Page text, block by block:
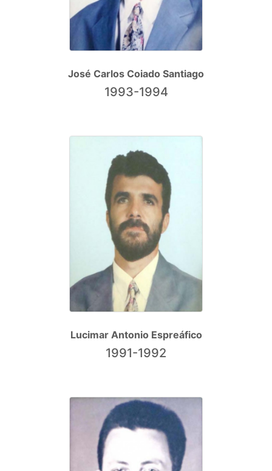
José Carlos Coiado Santiago
1993-1994
Lucimar Antonio Espreáfico
1991-1992